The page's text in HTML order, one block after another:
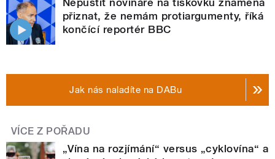
přiznat, že nemám protiargumenty, říká
končící reportér BBC
Jak nás naladíte na DABu
VÍCE Z POŘADU
„Vína na rozjímání“ versus „cyklovína“ a